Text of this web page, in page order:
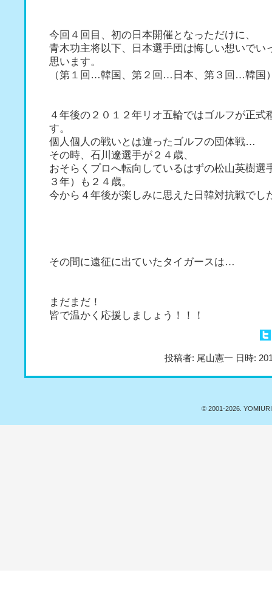
今回４回目、初の日本開催となっただけに、
青木功主将以下、日本選手団は悔しい想いでい
思います。
（第１回…韓国、第２回…日本、第３回…韓国
４年後の２０１２年リオ五輪ではゴルフが正式
す。
個人個人の戦いとは違ったゴルフの団体戦…
その時、石川遼選手が２４歳、
おそらくプロへ転向しているはずの松山英樹選
３年）も２４歳。
今から４年後が楽しみに思えた日韓対抗戦でし
その間に遠征に出ていたタイガースは…
まだまだ！
皆で温かく応援しましょう！！！
投稿者: 尾山憲一 日時:
© 2001-2026.